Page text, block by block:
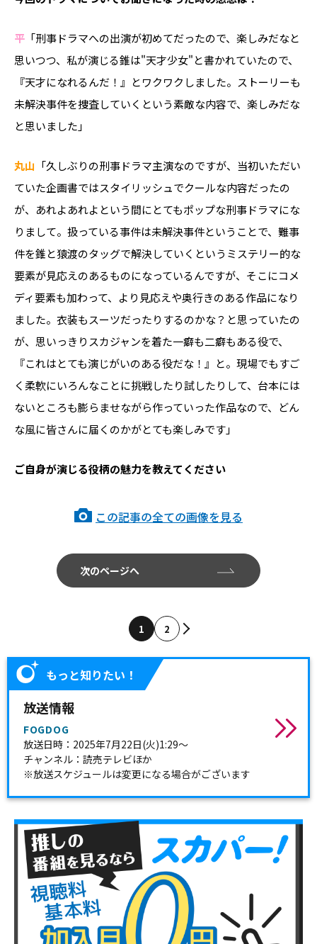
平 「刑事ドラマへの出演が初めてだったので、楽しみだなと
思いつつ、私が演じる錐は"天才少女"と書かれていたので、
『天才になれるんだ！』とワクワクしました。ストーリーも
未解決事件を捜査していくという素敵な内容で、楽しみだな
と思いました」
丸山 「久しぶりの刑事ドラマ主演なのですが、当初いただい
ていた企画書ではスタイリッシュでクールな内容だったの
が、あれよあれよという間にとてもポップな刑事ドラマにな
りまして。扱っている事件は未解決事件ということで、難事
件を錐と猿渡のタッグで解決していくというミステリー的な
要素が見応えのあるものになっているんですが、そこにコメ
ディ要素も加わって、より見応えや奥行きのある作品になり
ました。衣装もスーツだったりするのかな？と思っていたの
が、思いっきりスカジャンを着た一癖も二癖もある役で、
『これはとても演じがいのある役だな！』と。現場でもすご
く柔軟にいろんなことに挑戦したり試したりして、台本には
ないところも膨らませながら作っていった作品なので、どん
な風に皆さんに届くのかがとても楽しみです」
――ご自身が演じる役柄の魅力を教えてください
この記事の全ての画像を見る
次のページへ
1 2
もっと知りたい！
放送情報
FOGDOG
放送日時：2025年7月22日(火)1:29～
チャンネル：読売テレビほか
※放送スケジュールは変更になる場合がございます